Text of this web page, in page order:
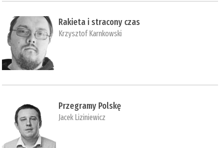
Rakieta i stracony czas
Krzysztof Karnkowski
Przegramy Polskę
Jacek Liziniewicz